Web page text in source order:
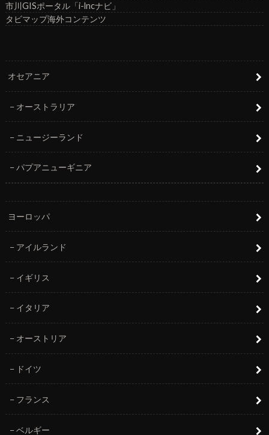
市川GISポータル「i-lncナビ」
タビマップ海外コンテンツ
オセアニア
オーストラリア
ニュージーランド
パプアニューギニア
ヨーロッパ
アイルランド
イギリス
イタリア
オーストリア
ドイツ
フランス
ベルギー